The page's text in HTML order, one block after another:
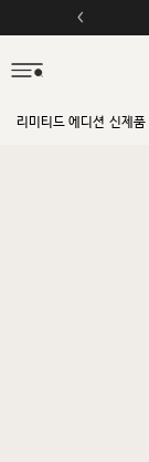
리미티드 에디션 신제품